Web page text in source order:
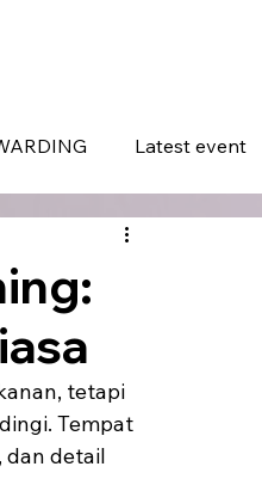
Latest event
tetapi
Tempat
dan detail